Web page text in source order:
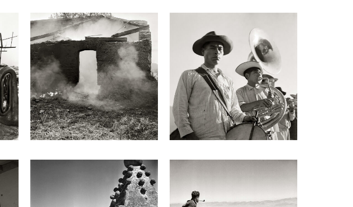
dedicadas a la literatura. En septiembre de 1959, la Revista Mexicana
de un relato de tema urbano. En marzo de 1976, la revista ¡Siempre! incluía
secreta. Recibió el Premio “Xavier Villaurrutia” en 1956 por su novela
Estudiantes de la Universidad de Varsovia. Fue invitado a integrarse a la
y Francia. El 9 de julio de 1976, fue elegido miembro de la Academia Mexicana
Juan Rulfo ganó el Premio “Príncipe de Asturias” de España en 1983. En
fotógrafo Juan Rulfo (2017), y en la muestra colectiva Lu' Biaani: Francisco